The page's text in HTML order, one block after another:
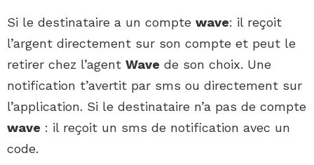
Si le destinataire a un compte wave: il reçoit
l’argent directement sur son compte et peut le
retirer chez l’agent Wave de son choix. Une
notification t’avertit par sms ou directement sur
l’application. Si le destinataire n’a pas de compte
wave : il reçoit un sms de notification avec un
code.